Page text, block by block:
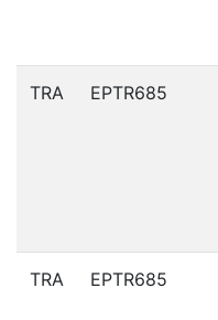
TRA EPTR685
TRA EPTR685